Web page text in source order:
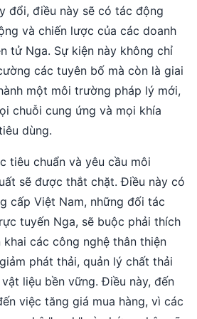
đổi, điều này sẽ có tác động
và chiến lược của các doanh
tử Nga. Sự kiện này không chỉ
các tuyên bố mà còn là giai
một môi trường pháp lý mới,
chuỗi cung ứng và mọi khía
dùng.
tiêu chuẩn và yêu cầu môi
sẽ được thắt chặt. Điều này có
cấp Việt Nam, những đối tác
tuyến Nga, sẽ buộc phải thích
khai các công nghệ thân thiện
phát thải, quản lý chất thải
liệu bền vững. Điều này, đến
việc tăng giá mua hàng, vì các